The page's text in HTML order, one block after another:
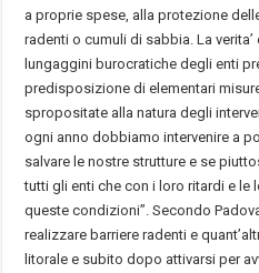
a proprie spese, alla protezione
radenti o cumuli di sabbia. La
lungaggini burocratiche degli enti
predisposizione di elementari
spropositate alla natura degli
ogni anno dobbiamo intervenire a
salvare le nostre strutture e se
tutti gli enti che con i loro ritardi e
queste condizioni”. Secondo
realizzare barriere radenti e
litorale e subito dopo attivarsi per